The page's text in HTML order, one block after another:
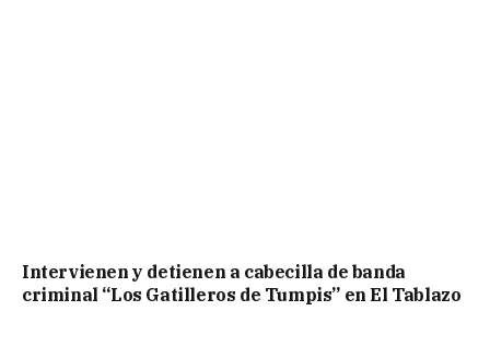
Intervienen y detienen a cabecilla de banda
criminal “Los Gatilleros de Tumpis” en El Tablazo